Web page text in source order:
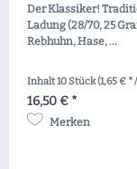
Der Klassiker!
Ladung (28/70, 25
Rebhuhn, Hase, ...
Inhalt10 Stück(1,65 € *
16,50 € *
Merken